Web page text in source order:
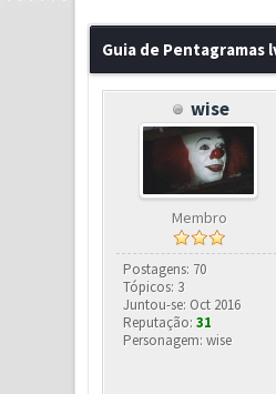
Guia de Pentagramas
wise
Membro
Postagens: 70
Tópicos: 3
Juntou-se: Oct 2016
Reputação:31
Personagem: wise